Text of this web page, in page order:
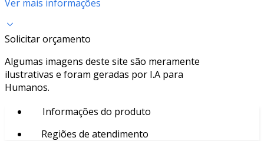
Ver mais informações
Solicitar orçamento
Algumas imagens deste site são meramente
ilustrativas e foram geradas por I.A para
Humanos.
Informações do produto
Regiões de atendimento